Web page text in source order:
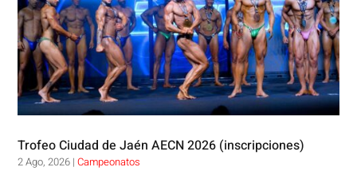
Trofeo Ciudad de Jaén AECN 2026 (inscripciones)
2 Ago, 2026 |Campeonatos